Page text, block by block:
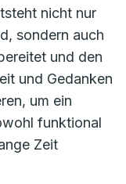
nicht nur
sondern auch
und den
und Gedanken
um ein
funktional
Zeit